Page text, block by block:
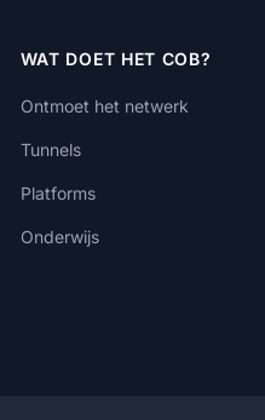
WAT DOET HET COB?
Ontmoet het netwerk
Tunnels
Platforms
Onderwijs